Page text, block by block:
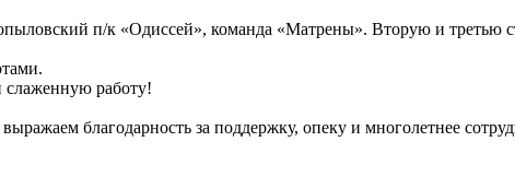
п/к «Одиссей», команда «Матрены». Вторую и третью
слаженную работу!
благодарность за поддержку, опеку и многолетнее